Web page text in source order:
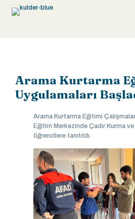
Arama Kurtarma
Uygulamaları
Arama Kurtarma Eğitimi
Eğitim Merkezinde Çadır Kurma
öğrencilere tanıtıldı.